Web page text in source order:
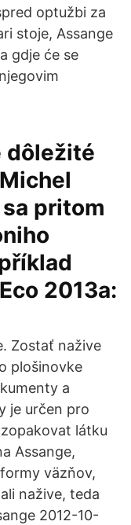
optužbi za
stoje, Assange
gdje će se
dôležité
pritom
2013a:
Zostať nažive
plošinovke
a
je určen pro
látku
Assange,
väzňov,
nažive, teda
2012-10-